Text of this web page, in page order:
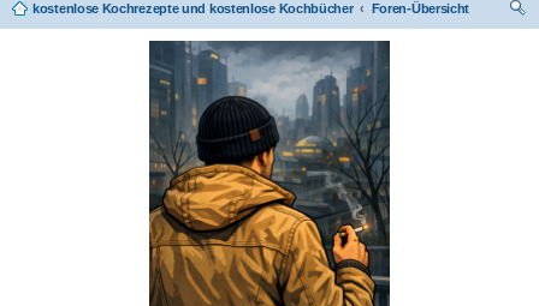
kostenlose Kochrezepte und kostenlose Kochbücher
Foren-Übersicht